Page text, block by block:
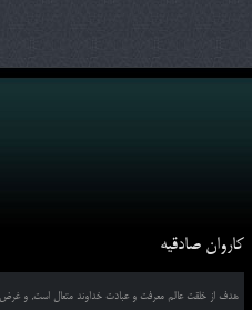
کاروان صادقیه
هدف از خلقت عالم معرفت و عبادت خداوند متعال است, و غرض